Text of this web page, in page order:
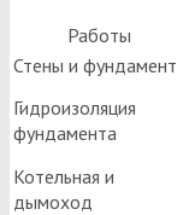
Работы
Стены и фундамент
Гидроизоляция
фундамента
Котельная и
дымоход